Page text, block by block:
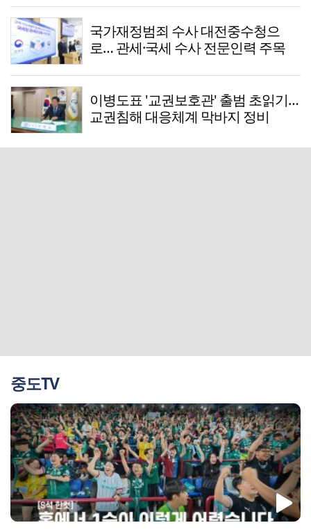
국가재정범죄 수사 대전중수청으
로… 관세·국세 수사 전문인력 주목
이병도표 '교권보호관' 출범 초읽기…
교권침해 대응체계 막바지 정비
중도TV